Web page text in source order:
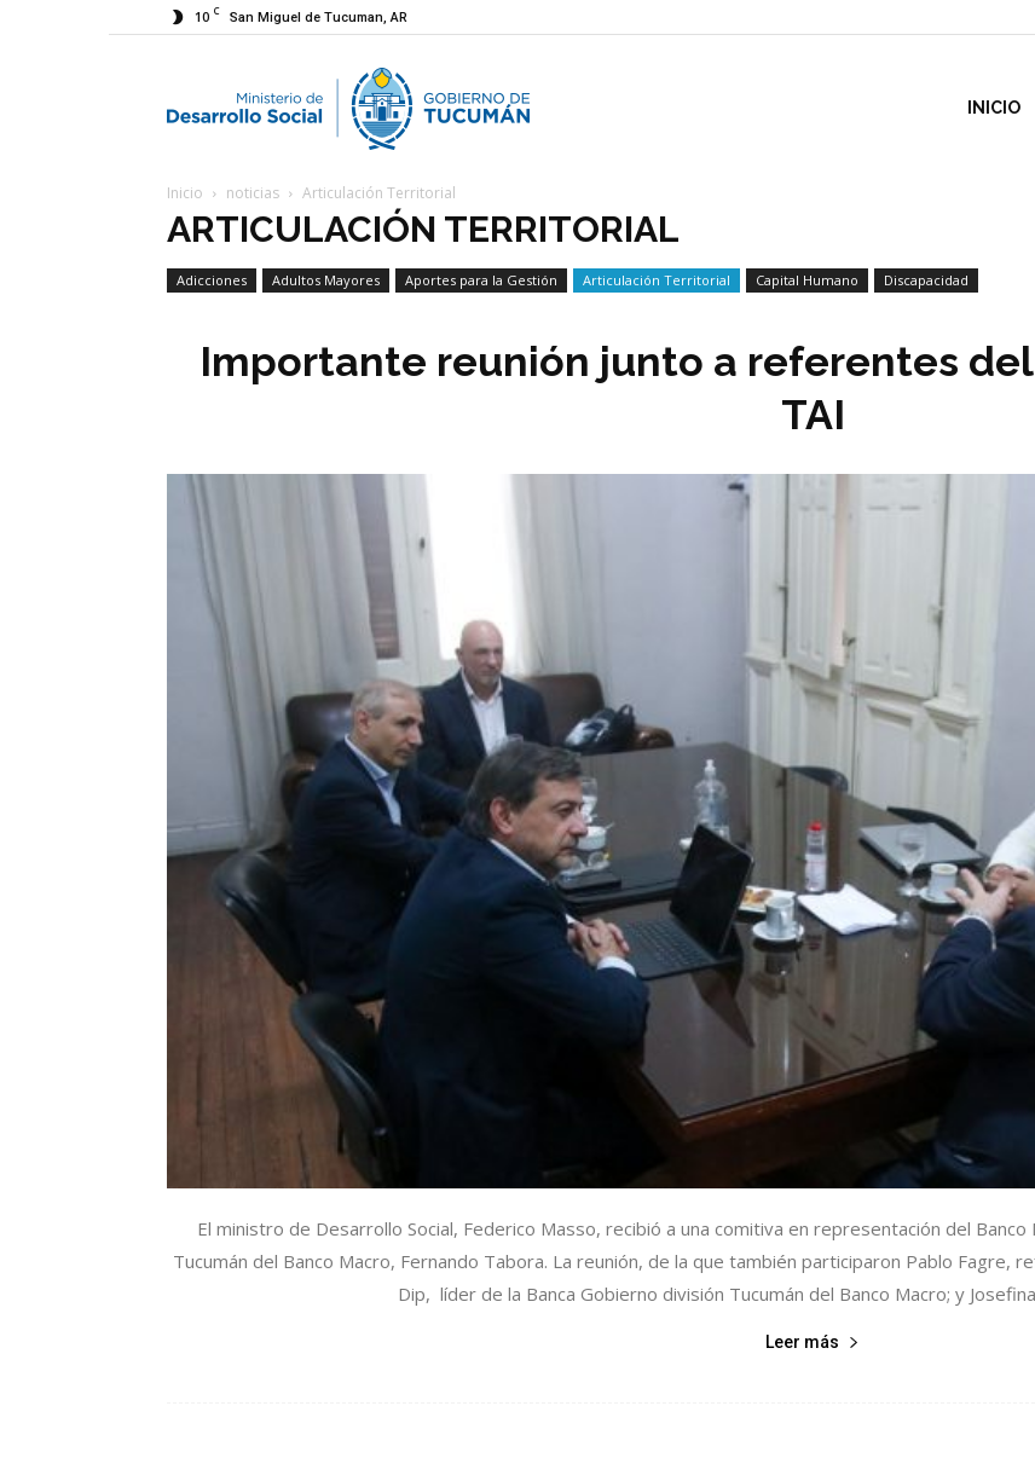
10 C San Miguel de Tucuman, AR
Ministerio
Desarrollo
INICIO
Inicio noticias Articulación Territorial
ARTICULACIÓN TERRITORIAL
Adicciones Adultos Mayores Aportes para la Gestión Articulación Territorial Capital Humano
Discapacidad
Importante reunión junto a referentes
TAI
El ministro de Desarrollo Social, Federico Masso, recibió a una comitiva en representación del
Tucumán del Banco Macro, Fernando Tabora. La reunión, de la que también participaron Pablo Fagre,
Dip, líder de la Banca Gobierno división Tucumán del Banco Macro; y
Leer más